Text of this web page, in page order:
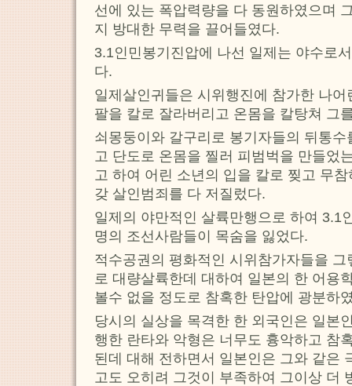
선에 있는 폭압력량을 다 동원하였으며
지 방대한 무력을 끌어들였다.
3.1인민봉기진압에 나선 일제는 야수로
다.
일제살인귀들은 시위행진에 참가한 나
팔을 칼로 잘라버리고 온몸을 칼탕쳐 그
쇠몽둥이와 갈구리로 봉기자들의 뒤통
고 단도로 온몸을 찔러 피범벅을 만들었
고 하여 어린 소년의 입을 칼로 찢고 무
갖 살인범죄를 다 저질렀다.
일제의 야만적인 살륙만행으로 하여 3.1
명의 조선사람들이 목숨을 잃었다.
적수공권의 평화적인 시위참가자들을
로 대량살륙한데 대하여 일본의 한 어용
볼수 없을 정도로 참혹한 탄압에 광분하
당시의 실상을 목격한 한 외국인은 일본
행한 란타와 악형은 너무도 흉악하고 참
된데 대해 전하면서 일본인은 그와 같은
고도 오히려 그것이 부족하여 그이상 더